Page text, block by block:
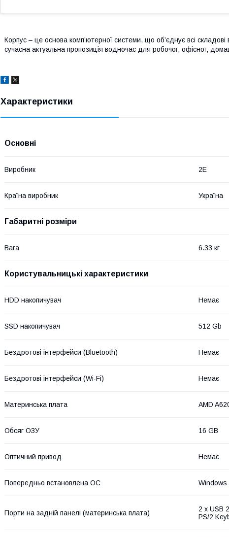
Корпус – це основа комп’ютерної системи, що об’єднує всі
сучасна актуальна пропозиція водночас для робочої, офісної,
Характеристики
Основні
Виробник 2E
Країна виробник Україна
Габаритні розміри
Вага 6.33 кг
Користувальницькі характеристики
HDD накопичувач Немає
SSD накопичувач 512 Gb
Бездротові інтерфейси (Bluetooth) Немає
Бездротові інтерфейси (Wi-Fi) Немає
Материнська плата AMD
Обсяг ОЗУ 16 GB
Оптичний привод Немає
Попередньо встановлена ОС Windows
Порти на задній панелі (материнська плата)
2 x USB
PS/2